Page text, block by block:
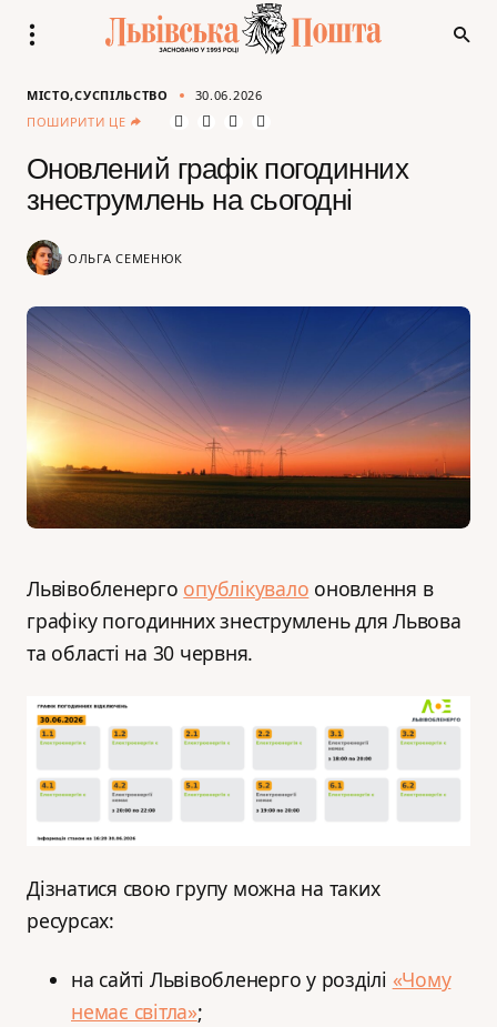
МІСТО СУСПІЛЬСТВО
30.06.2026
ПОШИРИТИ ЦЕ
Оновлений графік погодинних
знеструмлень на сьогодні
ОЛЬГА СЕМЕНЮК
Львівобленерго опублікувало оновлення в
графіку погодинних знеструмлень для Львова
та області на 30 червня.
Дізнатися свою групу можна на таких
ресурсах:
на сайті Львівобленерго у розділі «Чому
немає світла»;